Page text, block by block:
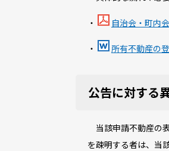
・ 自治会・町内
・ 所有不動産の
公告に対する
当該申請不動産の
を疎明する者は、当